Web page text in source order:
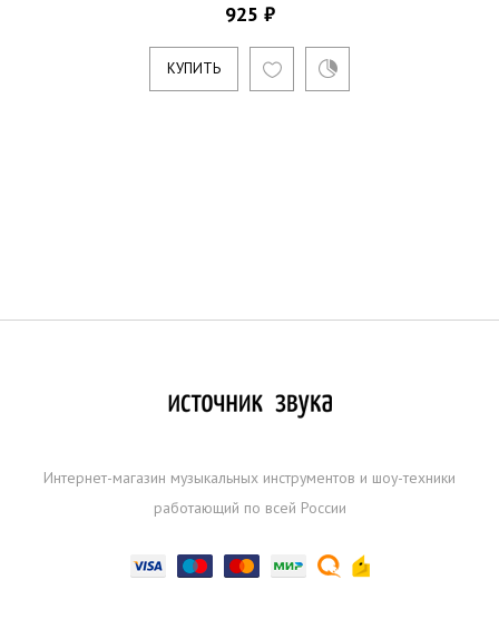
925 ₽
КУПИТЬ
Интернет-магазин музыкальных инструментов и шоу-техники
работающий по всей России